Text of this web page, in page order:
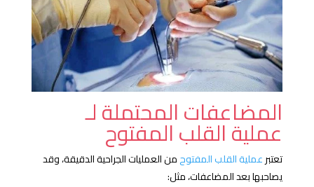
المضاعفات المحتملة لـ
عملية القلب المفتوح
تعتبرعملية القلب المفتوحمن العمليات الجراحية الدقيقة، وقد
يصاحبها بعد المضاعفات، مثل: